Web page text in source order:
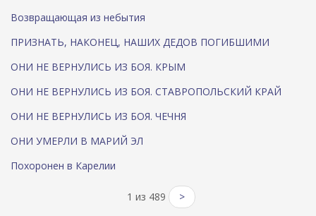
Возвращающая из небытия
ПРИЗНАТЬ, НАКОНЕЦ, НАШИХ ДЕДОВ ПОГИБШИМИ
ОНИ НЕ ВЕРНУЛИСЬ ИЗ БОЯ. КРЫМ
ОНИ НЕ ВЕРНУЛИСЬ ИЗ БОЯ. СТАВРОПОЛЬСКИЙ КРАЙ
ОНИ НЕ ВЕРНУЛИСЬ ИЗ БОЯ. ЧЕЧНЯ
ОНИ УМЕРЛИ В МАРИЙ ЭЛ
Похоронен в Карелии
1 из 489 >